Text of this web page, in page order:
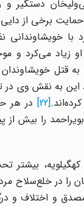
دستگیر و
برخی از
با
زیاد می‌کرد و
قتل
به نقش وی در
[22]
در هر
را بیش از
بیشتر
را در خلع‌سلاح
و اختلاف و